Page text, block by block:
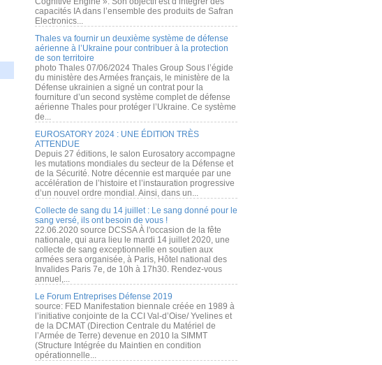
capacités IA dans l’ensemble des produits de Safran
Electronics...
Thales va fournir un deuxième système de défense
aérienne à l’Ukraine pour contribuer à la protection
de son territoire
photo Thales 07/06/2024 Thales Group Sous l’égide
du ministère des Armées français, le ministère de la
Défense ukrainien a signé un contrat pour la
fourniture d’un second système complet de défense
aérienne Thales pour protéger l’Ukraine. Ce système
de...
EUROSATORY 2024 : UNE ÉDITION TRÈS
ATTENDUE
Depuis 27 éditions, le salon Eurosatory accompagne
les mutations mondiales du secteur de la Défense et
de la Sécurité. Notre décennie est marquée par une
accélération de l’histoire et l’instauration progressive
d’un nouvel ordre mondial. Ainsi, dans un...
Collecte de sang du 14 juillet : Le sang donné pour le
sang versé, ils ont besoin de vous !
22.06.2020 source DCSSA À l'occasion de la fête
nationale, qui aura lieu le mardi 14 juillet 2020, une
collecte de sang exceptionnelle en soutien aux
armées sera organisée, à Paris, Hôtel national des
Invalides Paris 7e, de 10h à 17h30. Rendez-vous
annuel,...
Le Forum Entreprises Défense 2019
source: FED Manifestation biennale créée en 1989 à
l’initiative conjointe de la CCI Val-d’Oise/ Yvelines et
de la DCMAT (Direction Centrale du Matériel de
l’Armée de Terre) devenue en 2010 la SIMMT
(Structure Intégrée du Maintien en condition
opérationnelle...